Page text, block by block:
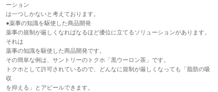
ーション
は一つしかないと考えております。
●薬事の知識を駆使した商品開発
薬事の規制が厳しくなればなるほど優位に立てるソリューションがあります。
それは
薬事の知識を駆使した商品開発です。
その簡単な例は、サントリーのトクホ「黒ウーロン茶」です。
トクホとして許可されているので、どんなに規制が厳しくなっても「脂肪の吸
収
を抑える」とアピールできます。